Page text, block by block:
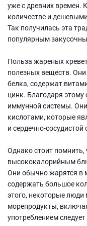
уже с древних времен.
количестве и
Так получилась эта
популярным
Польза жареных
полезных веществ.
белка, содержат
цинк. Благодаря этому
иммунной системы.
кислотами, которые
и сердечно-сосудистой
Однако стоит
высококалорийным
Они обычно жарятся в
содержать большое
этого, некоторые люди
морепродукты,
употреблением